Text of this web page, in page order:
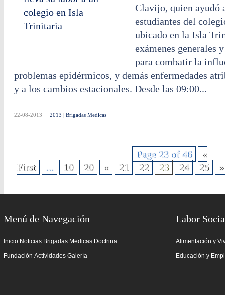
Clavijo, quien ayudó
estudiantes del
ubicado en la Isla
exámenes generales
para combatir la
problemas epidérmicos, y demás enfermedades
y a los cambios estacionales. Desde las 09:00...
22-08-2013 2013 | Brigadas Medicas
Page 23 of 46
«
First
... 10 20 « 21 22 23 24 25 »
Menú de Navegación
Inicio Noticias Brigadas Medicas Doctrina
Fundación Actividades Galería
Labor
Alimentación y
Educación y